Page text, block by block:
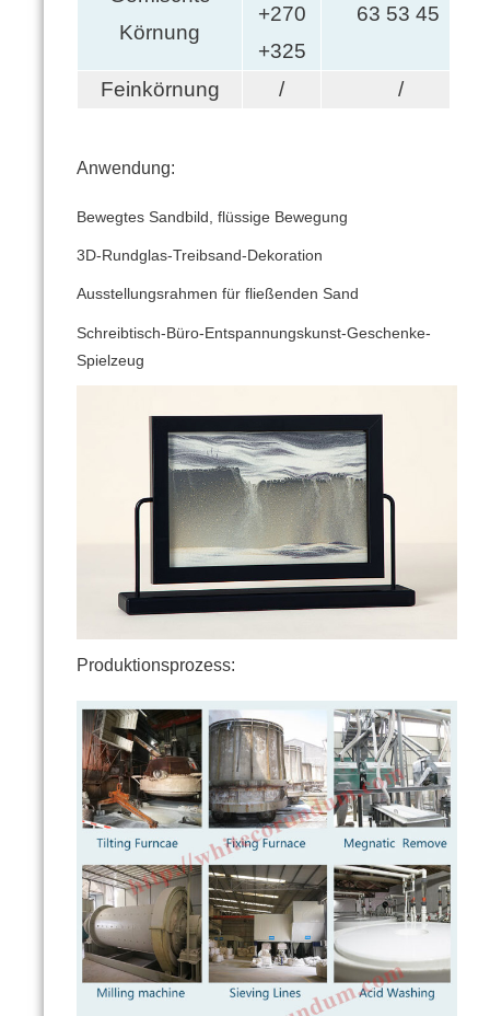
Körnung
+270
+325
63 53 45
Feinkörnung / /
Anwendung:
Bewegtes Sandbild, flüssige Bewegung
3D-Rundglas-Treibsand-Dekoration
Ausstellungsrahmen für fließenden Sand
Schreibtisch-Büro-Entspannungskunst-Geschenke-
Spielzeug
Produktionsprozess: